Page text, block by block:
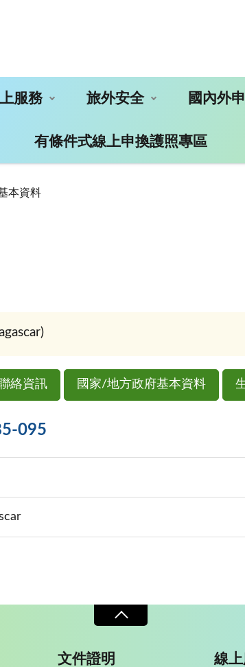
服務 旅外安全 國內外
有條件式線上申換護照專區
本資料
絡資訊 國家/地方政府基本資料
095
文件證明 線